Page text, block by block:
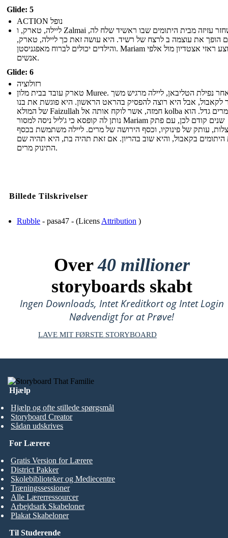
Glide: 5
ACTION נופל
ליילה, טארק, ו Zalmai לשחזר עזיזה מבית היתומים שבו ראשיד שלח לה,
הופך את עוצמה ב לרצח של רשיד. היא עושה זאת כך ליילה, טארק,
והילדים יכולים לברוח מאפגניסטן. Mariam מבוצע ראזי אצטדיון מול אלפי
אנשים.
Glide: 6
רזולוציה
טארק עובד בבית מלון Muree. לאחר נפילת הטליבאן, ליילה מרגיש משך
לקאבול, אבל היא רוצה להפסיק בהראט הראשון. היא פוגשת את בנו
של המולא Faizullah חמזה, אשר לוקח אותה אל kolba שבו מרים גדל. הוא
נותן לה קופסא כי ג'ליל ניסה למסור Mariam שנים קודם לכן, עם פתק
עותק של פינוקיו, וכסף הירושה של מרים. ליילה משתמשת בכסף
היתומים בקאבול, והיא שוב בהריון. אם זאת תהיה בת, היא תהיה שם
התינוק מרים.
Billede Tilskrivelser
Rubble - pasa47 - (Licens Attribution )
Over40 millioner
storyboards skabt
Ingen Downloads, Intet Kreditkort og Intet Login
Nødvendigt for at Prøve!
LAVE MIT FØRSTE STORYBOARD
Hjælp
Hjælp og ofte stillede spørgsmål
Storyboard Creator
Sådan udskrives
Til Studerende
For Lærere
Gratis Version for Lærere
District Pakker
Skolebiblioteker og Mediecentre
Træningssessioner
Alle Lærerressourcer
Arbejdsark Skabeloner
Plakat Skabeloner